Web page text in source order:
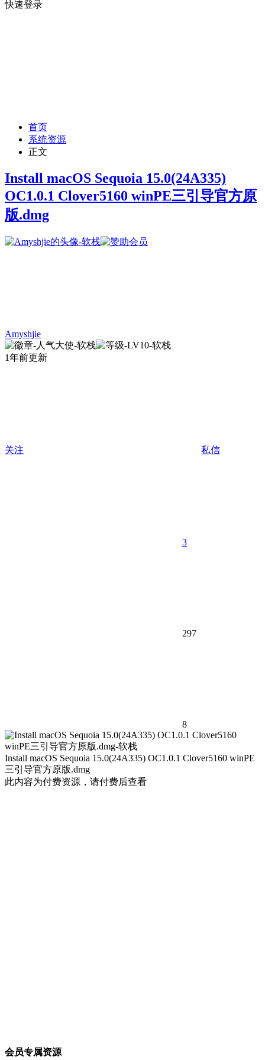
快速登录
首页
系统资源
正文
Install macOS Sequoia 15.0(24A335)
OC1.0.1 Clover5160 winPE三引导官方原
版.dmg
Amyshjie
1年前更新
关注 私信
3
297
8
Install macOS Sequoia 15.0(24A335) OC1.0.1 Clover5160 winPE
三引导官方原版.dmg
此内容为付费资源，请付费后查看
会员专属资源